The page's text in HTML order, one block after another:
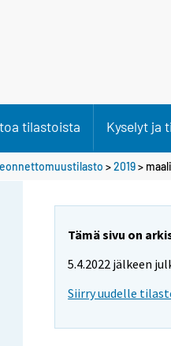
tilastoista Kyselyt ja
>2019>
Tämä sivu on
5.4.2022 jälkeen
Siirry uudelle